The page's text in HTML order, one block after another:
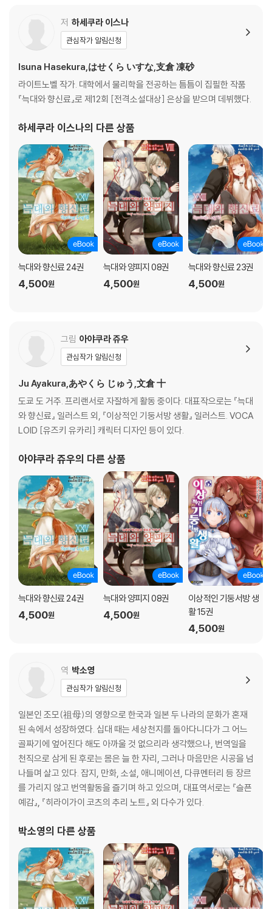
저 하세쿠라 이스나
관심작가 알림신청
Isuna Hasekura,はせくら いすな,支倉 凍砂
라이트노벨 작가. 대학에서 물리학을 전공하는 틈틈이 집필한 작품
『늑대와 향신료』로 제12회 [전격소설대상] 은상을 받으며 데뷔했다.
하세쿠라 이스나의 다른 상품
늑대와 향신료 24권
4,500원
늑대와 양피지 08권
4,500원
늑대와 향신료 23권
4,500원
그림 아야쿠라 쥬우
관심작가 알림신청
Ju Ayakura,あやくら じゅう,文倉 十
도쿄 도 거주. 프리랜서로 자잘하게 활동 중이다. 대표작으로는 『늑대
와 향신료』 일러스트 외, 『이상적인 기둥서방 생활』 일러스트. VOCA
LOID [유즈키 유카리] 캐릭터 디자인 등이 있다.
아야쿠라 쥬우의 다른 상품
늑대와 향신료 24권
4,500원
늑대와 양피지 08권
4,500원
이상적인 기둥서방 생
활 15권
4,500원
역 박소영
관심작가 알림신청
일본인 조모(祖母)의 영향으로 한국과 일본 두 나라의 문화가 혼재
된 속에서 성장하였다. 십대 때는 세상천지를 돌아다니다가 그 어느
골짜기에 엎어진다 해도 아까울 것 없으리라 생각했으나, 번역일을
천직으로 삼게 된 후로는 몸은 늘 한 자리, 그러나 마음만은 시공을 넘
나들며 살고 있다. 잡지, 만화, 소설, 애니메이션, 다큐멘터리 등 장르
를 가리지 않고 번역활동을 즐기며 하고 있으며, 대표역서로는 『슬픈
예감』, 『히라이가이 코츠의 추리 노트』 외 다수가 있다.
박소영의 다른 상품